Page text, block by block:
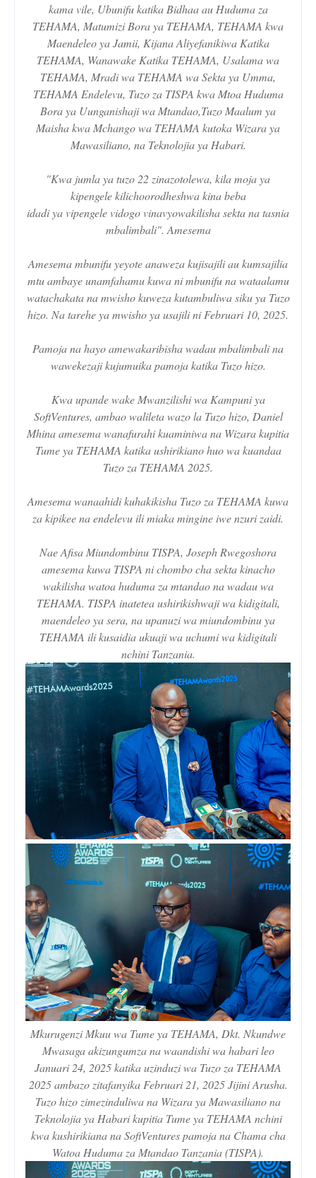
kama vile, Ubunifu katika Bidhaa au Huduma za
TEHAMA, Matumizi Bora ya TEHAMA, TEHAMA kwa
Maendeleo ya Jamii, Kijana Aliyefanikiwa Katika
TEHAMA, Wanawake Katika TEHAMA, Usalama wa
TEHAMA, Mradi wa TEHAMA wa Sekta ya Umma,
TEHAMA Endelevu, Tuzo za TISPA kwa Mtoa Huduma
Bora ya Uunganishaji wa Mtandao,Tuzo Maalum ya
Maisha kwa Mchango wa TEHAMA kutoka Wizara ya
Mawasiliano, na Teknolojia ya Habari.
"Kwa jumla ya tuzo 22 zinazotolewa, kila moja ya
kipengele kilichoorodheshwa kina beba
idadi ya vipengele vidogo vinavyowakilisha sekta na tasnia
mbalimbali". Amesema
Amesema mbunifu yeyote anaweza kujisajili au kumsajilia
mtu ambaye unamfahamu kuwa ni mbunifu na wataalamu
watachakata na mwisho kuweza kutambuliwa siku ya Tuzo
hizo. Na tarehe ya mwisho ya usajili ni Februari 10, 2025.
Pamoja na hayo amewakaribisha wadau mbalimbali na
wawekezaji kujumuika pamoja katika Tuzo hizo.
Kwa upande wake Mwanzilishi wa Kampuni ya
SoftVentures, ambao walileta wazo la Tuzo hizo, Daniel
Mhina amesema wanafurahi kuaminiwa na Wizara kupitia
Tume ya TEHAMA katika ushirikiano huo wa kuandaa
Tuzo za TEHAMA 2025.
Amesema wanaahidi kuhakikisha Tuzo za TEHAMA kuwa
za kipikee na endelevu ili miaka mingine iwe nzuri zaidi.
Nae Afisa Miundombinu TISPA, Joseph Rwegoshora
amesema kuwa TISPA ni chombo cha sekta kinacho
wakilisha watoa huduma za mtandao na wadau wa
TEHAMA. TISPA inatetea ushirikishwaji wa kidigitali,
maendeleo ya sera, na upanuzi wa miundombinu ya
TEHAMA ili kusaidia ukuaji wa uchumi wa kidigitali
nchini Tanzania.
Mkurugenzi Mkuu wa Tume ya TEHAMA, Dkt. Nkundwe
Mwasaga akizungumza na waandishi wa habari leo
Januari 24, 2025 katika uzinduzi wa Tuzo za TEHAMA
2025 ambazo zitafanyika Februari 21, 2025 Jijini Arusha.
Tuzo hizo zimezinduliwa na Wizara ya Mawasiliano na
Teknolojia ya Habari kupitia Tume ya TEHAMA nchini
kwa kushirikiana na SoftVentures pamoja na Chama cha
Watoa Huduma za Mtandao Tanzania (TISPA).